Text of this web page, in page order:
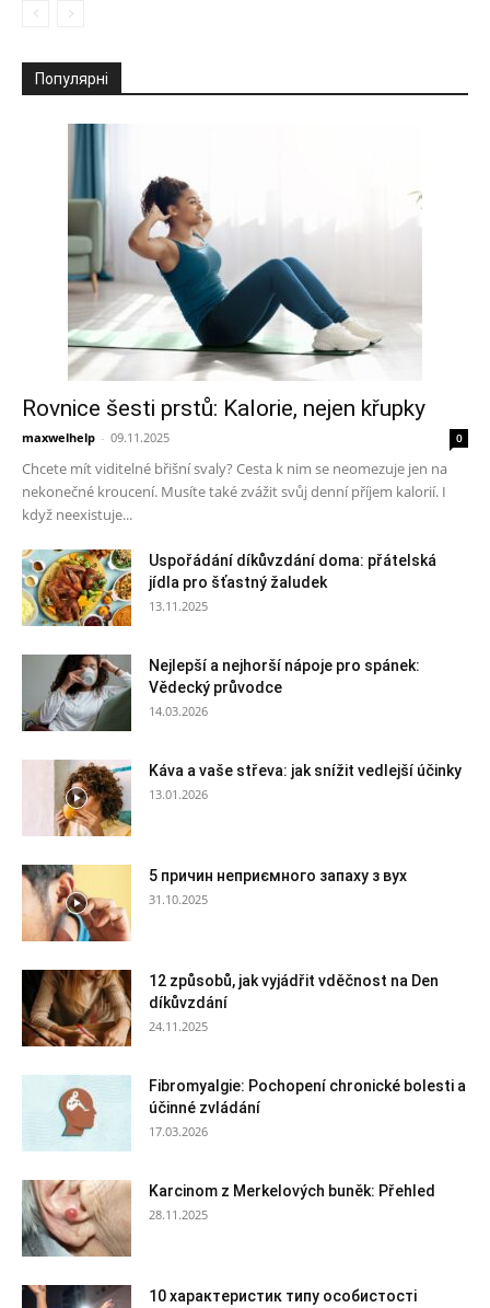
Популярні
Rovnice šesti prstů: Kalorie, nejen křupky
maxwelhelp - 09.11.2025 0
Chcete mít viditelné břišní svaly? Cesta k nim se neomezuje jen na
nekonečné kroucení. Musíte také zvážit svůj denní příjem kalorií. I
když neexistuje...
Uspořádání díkůvzdání doma: přátelská
jídla pro šťastný žaludek
13.11.2025
Nejlepší a nejhorší nápoje pro spánek:
Vědecký průvodce
14.03.2026
Káva a vaše střeva: jak snížit vedlejší účinky
13.01.2026
5 причин неприємного запаху з вух
31.10.2025
12 způsobů, jak vyjádřit vděčnost na Den
díkůvzdání
24.11.2025
Fibromyalgie: Pochopení chronické bolesti a
účinné zvládání
17.03.2026
Karcinom z Merkelových buněk: Přehled
28.11.2025
10 характеристик типу особистості